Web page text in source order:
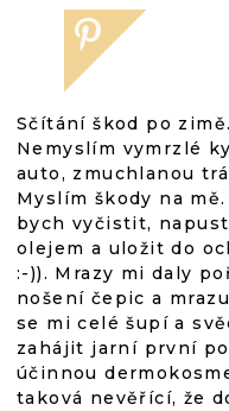
Sčítání škod po zimě.
Nemyslím vymrzlé
auto, zmuchlanou
Myslím škody na
bych vyčistit,
olejem a uložit do
:-)). Mrazy mi daly
nošení čepic a
se mi celé šupí a
zahájit jarní první
účinnou
taková nevěřící, že